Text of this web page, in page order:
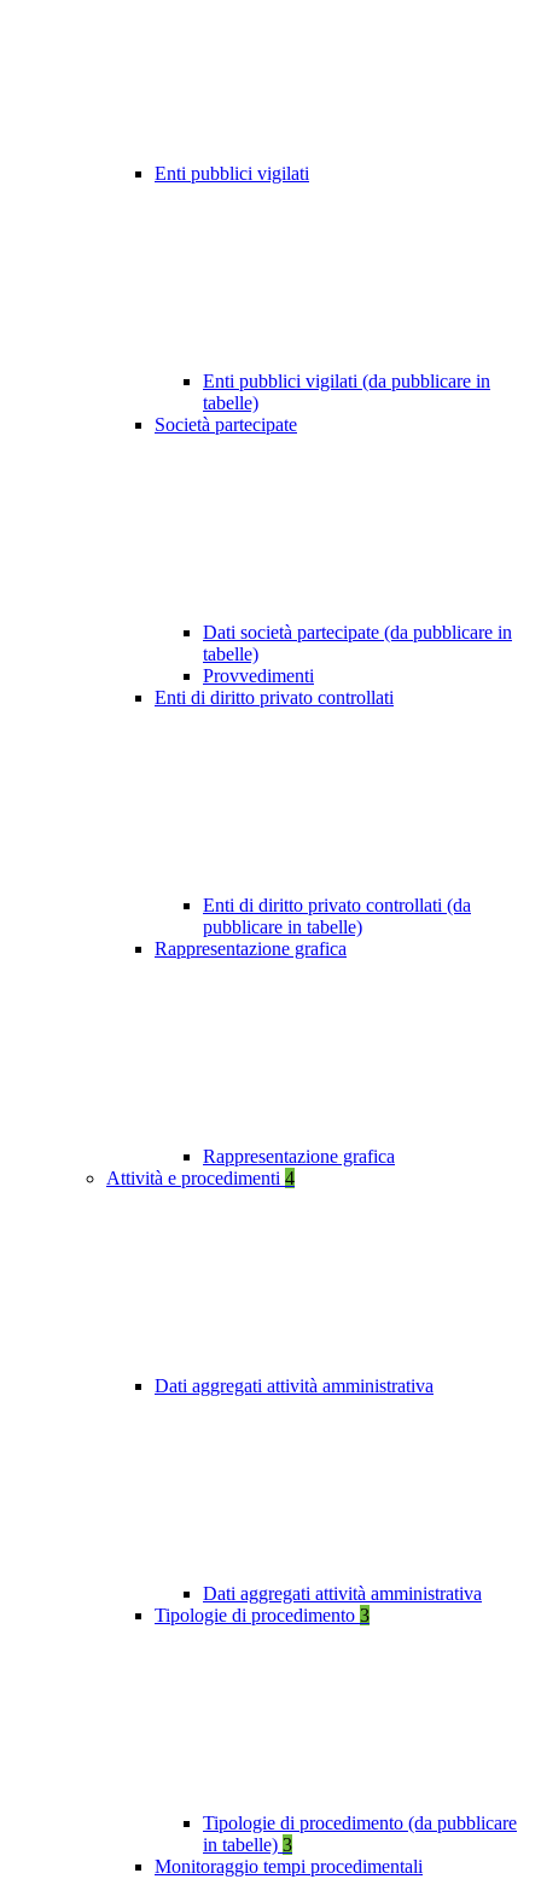
Enti pubblici vigilati
Enti pubblici vigilati (da pubblicare in
tabelle)
Società partecipate
Dati società partecipate (da pubblicare in
tabelle)
Provvedimenti
Enti di diritto privato controllati
Enti di diritto privato controllati (da
pubblicare in tabelle)
Rappresentazione grafica
Rappresentazione grafica
Attività e procedimenti 4
Dati aggregati attività amministrativa
Dati aggregati attività amministrativa
Tipologie di procedimento 3
Tipologie di procedimento (da pubblicare
in tabelle) 3
Monitoraggio tempi procedimentali